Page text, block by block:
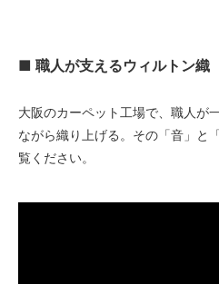
■ 職人が支えるウィルトン織
大阪のカーペット工場で、職人が
ながら織り上げる。その「音」と
覧ください。